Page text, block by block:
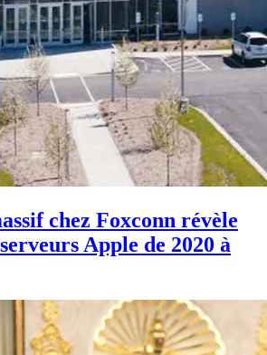
chez Foxconn révèle
Apple de 2020 à